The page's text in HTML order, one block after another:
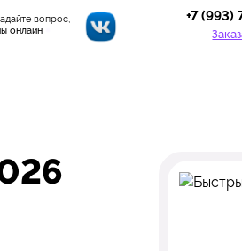
+7 (993)
вопрос,
онлайн